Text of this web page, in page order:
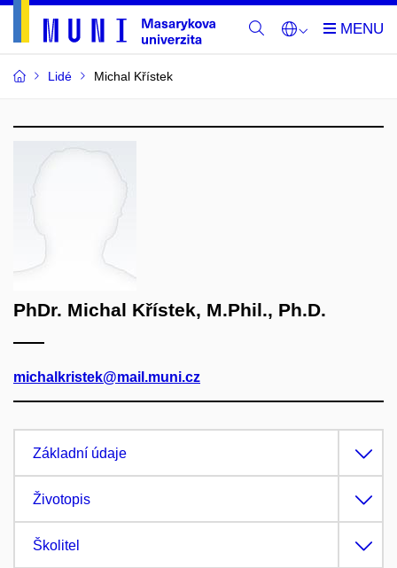
Lidé Michal Křístek
PhDr. Michal Křístek, M.Phil., Ph.D.
michalkristek@mail.muni.cz
Základní údaje
Životopis
Školitel